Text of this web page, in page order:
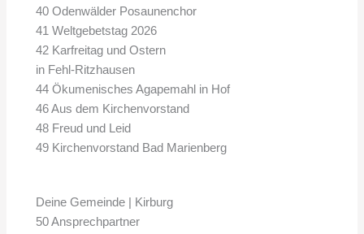
40 Odenwälder Posaunenchor
41 Weltgebetstag 2026
42 Karfreitag und Ostern
in Fehl-Ritzhausen
44 Ökumenisches Agapemahl in Hof
46 Aus dem Kirchenvorstand
48 Freud und Leid
49 Kirchenvorstand Bad Marienberg
Deine Gemeinde | Kirburg
50 Ansprechpartner